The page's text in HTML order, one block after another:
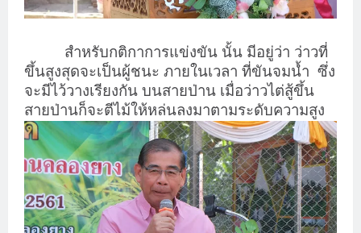
สำหรับกติกาการแข่งขัน นั้น มีอยู่ว่า ว่าวที่
ขึ้นสูงสุดจะเป็นผู้ชนะ ภายในเวลา ที่ขันจมน้ำ ซึ่ง
จะมีไว้วางเรียงกัน บนสายป่าน เมื่อว่าวไต่สู้ขึ้น
สายป่านก็จะตีไม้ให้หล่นลงมาตามระดับความสูง